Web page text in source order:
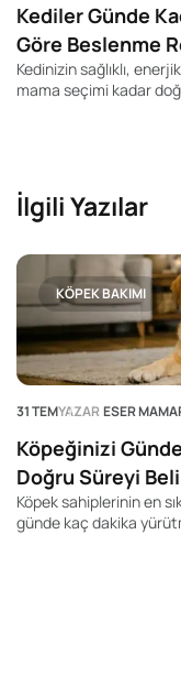
Kediler Günde
Göre Beslenme
Kedinizin sağlıklı,
mama seçimi kadar
İlgili Yazılar
KÖPEK BAKIMI
31 TEMYAZAR ESER
Köpeğinizi
Doğru Süreyi
Köpek sahiplerinin en
günde kaç dakika